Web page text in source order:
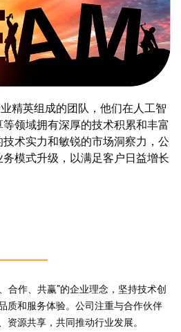
精英组成的团队，他们在人工智
领域拥有深厚的技术积累和丰富
术实力和敏锐的市场洞察力，公
模式升级，以满足客户日益增长
合作、共赢”的企业理念，坚持技术创
质和服务体验。公司注重与合作伙伴
资源共享，共同推动行业发展。